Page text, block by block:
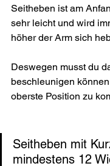
Seitheben ist am
sehr leicht und wird
höher der Arm sich
Deswegen musst du
beschleunigen
oberste Position zu
Seitheben mit
mindestens 12